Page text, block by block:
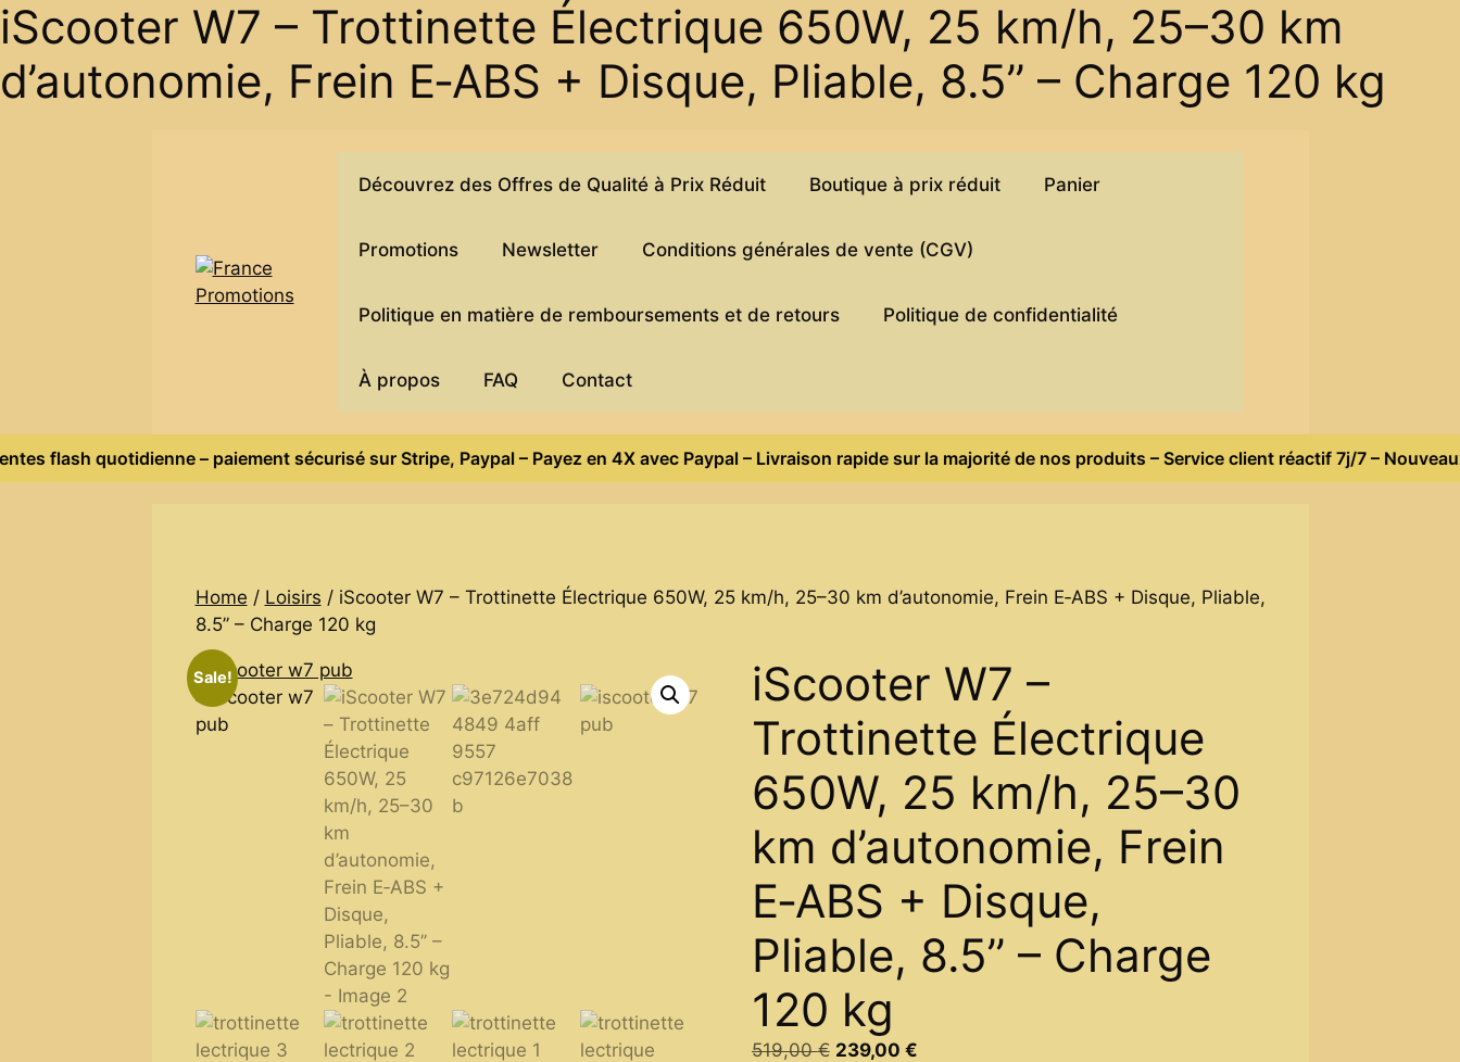
iScooter W7 – Trottinette Électrique 650W, 25 km/h, 25–30 km
d’autonomie, Frein E‑ABS + Disque, Pliable, 8.5’’ – Charge 120 kg
Découvrez des Offres de Qualité à Prix Réduit Boutique à prix réduit Panier
Promotions Newsletter Conditions générales de vente (CGV)
Politique en matière de remboursements et de retours Politique de confidentialité
À propos FAQ Contact
flash quotidienne – paiement sécurisé sur Stripe, Paypal – Payez en 4X avec Paypal – Livraison rapide sur la majorité de nos produits – Service client réactif 7j/7 – Nouveaux
Home / Loisirs / iScooter W7 – Trottinette Électrique 650W, 25 km/h, 25–30 km d’autonomie, Frein E‑ABS + Disque, Pliable,
8.5’’ – Charge 120 kg
Sale!
iScooter W7 –
Trottinette Électrique
650W, 25 km/h, 25–30
km d’autonomie, Frein
E‑ABS + Disque,
Pliable, 8.5’’ – Charge
120 kg
519,00€ Original
239,00 €Current